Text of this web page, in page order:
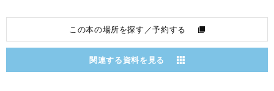
この本の場所を探す／予約する
関連する資料を見る